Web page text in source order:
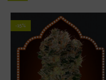
-15%